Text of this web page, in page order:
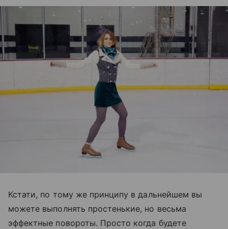
Кстати, по тому же принципу в дальнейшем вы
можете выполнять простенькие, но весьма
эффектные повороты. Просто когда будете